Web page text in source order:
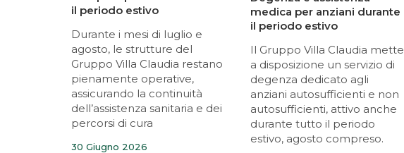
il periodo estivo
Durante i mesi di luglio e
agosto, le strutture del
Gruppo Villa Claudia restano
pienamente operative,
assicurando la continuità
dell’assistenza sanitaria e dei
percorsi di cura
30 Giugno 2026
medica per anziani durante
il periodo estivo
Il Gruppo Villa Claudia mette
a disposizione un servizio di
degenza dedicato agli
anziani autosufficienti e non
autosufficienti, attivo anche
durante tutto il periodo
estivo, agosto compreso.